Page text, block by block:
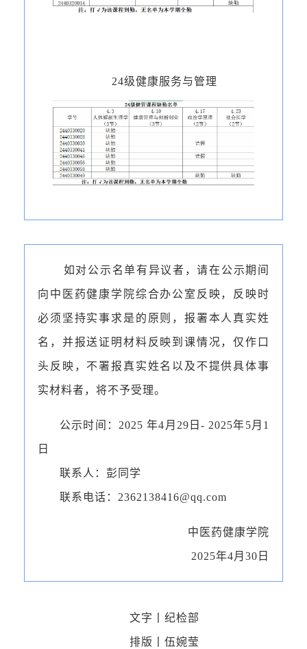
24级健康服务与管理
如对公示名单有异议者，请在公示期间
向中医药健康学院综合办公室反映，反映时
必须坚持实事求是的原则，报署本人真实姓
名，并报送证明材料反映到课情况，仅作口
头反映，不署报真实姓名以及不提供具体事
实材料者，将不予受理。
公示时间：2025 年4月29日- 2025年5月1
日
联系人：彭同学
联系电话：2362138416@qq.com
中医药健康学院
2025年4月30日
文字丨纪检部
排版丨伍婉莹